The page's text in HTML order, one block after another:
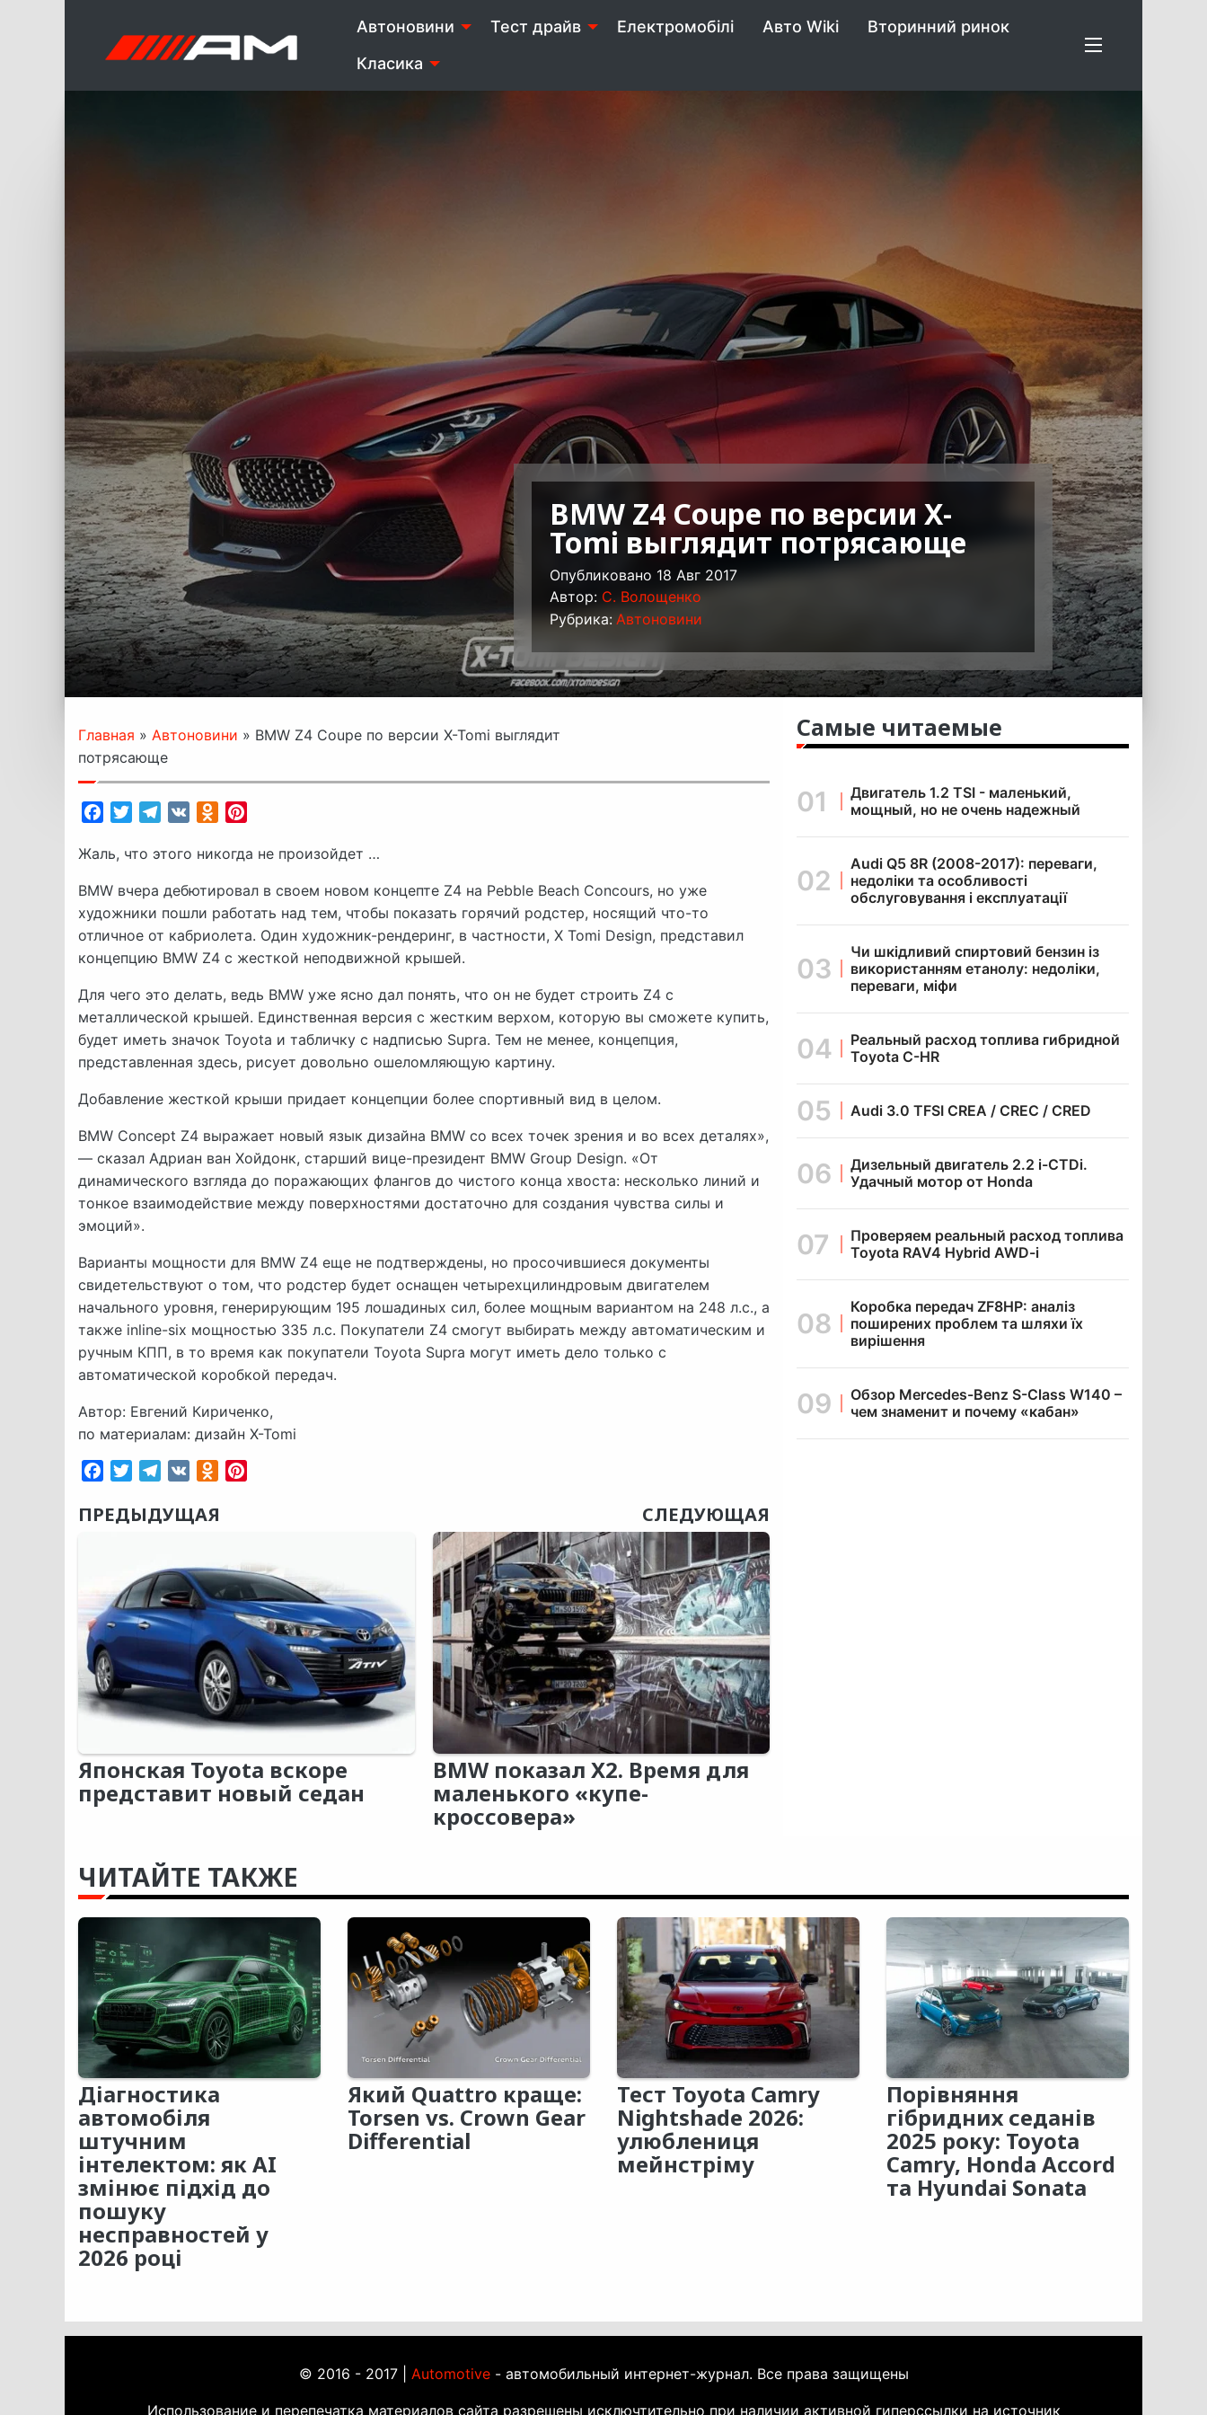
Автоновини Тест драйв Електромобілі Авто Wiki
Вторинний ринок
Класика
BMW Z4 Coupe по версии X-
Tomi выглядит потрясающе
Опубликовано 18 Авг 2017
Автор: C. Волощенко
Рубрика: Автоновини
Главная » Автоновини » BMW Z4 Coupe по версии X-Tomi выглядит
потрясающе
FacebookTwitterTelegram
VK Odnoklassniki
Жаль, что этого никогда не произойдет …
BMW вчера дебютировал в своем новом концепте Z4 на Pebble Beach Concours, но уже
художники пошли работать над тем, чтобы показать горячий родстер, носящий что-то
отличное от кабриолета. Один художник-рендеринг, в частности, X Tomi Design, представил
концепцию BMW Z4 с жесткой неподвижной крышей.
Для чего это делать, ведь BMW уже ясно дал понять, что он не будет строить Z4 с
металлической крышей. Единственная версия с жестким верхом, которую вы сможете купить,
будет иметь значок Toyota и табличку с надписью Supra. Тем не менее, концепция,
представленная здесь, рисует довольно ошеломляющую картину.
Добавление жесткой крыши придает концепции более спортивный вид в целом.
BMW Concept Z4 выражает новый язык дизайна BMW со всех точек зрения и во всех деталях»,
— сказал Адриан ван Хойдонк, старший вице-президент BMW Group Design. «От
динамического взгляда до поражающих флангов до чистого конца хвоста: несколько линий и
тонкое взаимодействие между поверхностями достаточно для создания чувства силы и
эмоций».
Варианты мощности для BMW Z4 еще не подтверждены, но просочившиеся документы
свидетельствуют о том, что родстер будет оснащен четырехцилиндровым двигателем
начального уровня, генерирующим 195 лошадиных сил, более мощным вариантом на 248 л.с., а
также inline-six мощностью 335 л.с. Покупатели Z4 смогут выбирать между автоматическим и
ручным КПП, в то время как покупатели Toyota Supra могут иметь дело только с
автоматической коробкой передач.
Автор: Евгений Кириченко,
по материалам: дизайн X-Tomi
FacebookTwitterTelegram
VK Odnoklassniki
ПРЕДЫДУЩАЯ
Японская Toyota вскоре
представит новый седан
СЛЕДУЮЩАЯ
BMW показал X2. Время для
маленького «купе-
кроссовера»
Самые читаемые
Двигатель 1.2 TSI - маленький,
мощный, но не очень надежный
Audi Q5 8R (2008-2017): переваги,
недоліки та особливості
обслуговування і експлуатації
Чи шкідливий спиртовий бензин із
використанням етанолу: недоліки,
переваги, міфи
Реальный расход топлива гибридной
Toyota C-HR
Audi 3.0 TFSI CREA / CREC / CRED
Дизельный двигатель 2.2 i-CTDi.
Удачный мотор от Honda
Проверяем реальный расход топлива
Toyota RAV4 Hybrid AWD-i
Коробка передач ZF8HP: аналіз
поширених проблем та шляхи їх
вирішення
Обзор Mercedes-Benz S-Class W140 –
чем знаменит и почему «кабан»
ЧИТАЙТЕ ТАКЖЕ
Діагностика
автомобіля
штучним
інтелектом: як AI
змінює підхід до
пошуку
несправностей у
2026 році
Який Quattro краще:
Torsen vs. Crown Gear
Differential
Тест Toyota Camry
Nightshade 2026:
улюблениця
мейнстріму
Порівняння
гібридних седанів
2025 року: Toyota
Camry, Honda Accord
та Hyundai Sonata
© 2016 - 2017 | Automotive- автомобильный интернет-журнал. Все права защищены
Использование и перепечатка материалов сайта разрешены исключтительно при наличии активной гиперссылки на источник